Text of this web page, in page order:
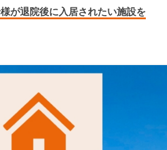
が退院後に入居されたい施設を